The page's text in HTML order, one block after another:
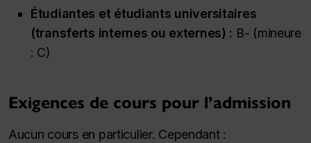
Étudiantes et étudiants universitaires
(transferts internes ou externes) : B- (mineure
: C)
Exigences de cours pour l’admission
Aucun cours en particulier. Cependant :